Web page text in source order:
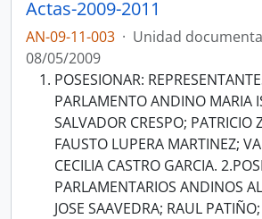
Actas-2009-2011
AN-09-11-003 · Unidad
08/05/2009
POSESIONAR:
PARLAMENTO ANDINO MARIA
SALVADOR CRESPO; PATRICIO
FAUSTO LUPERA MARTINEZ;
CECILIA CASTRO GARCIA.
PARLAMENTARIOS ANDINOS
JOSE SAAVEDRA; RAUL